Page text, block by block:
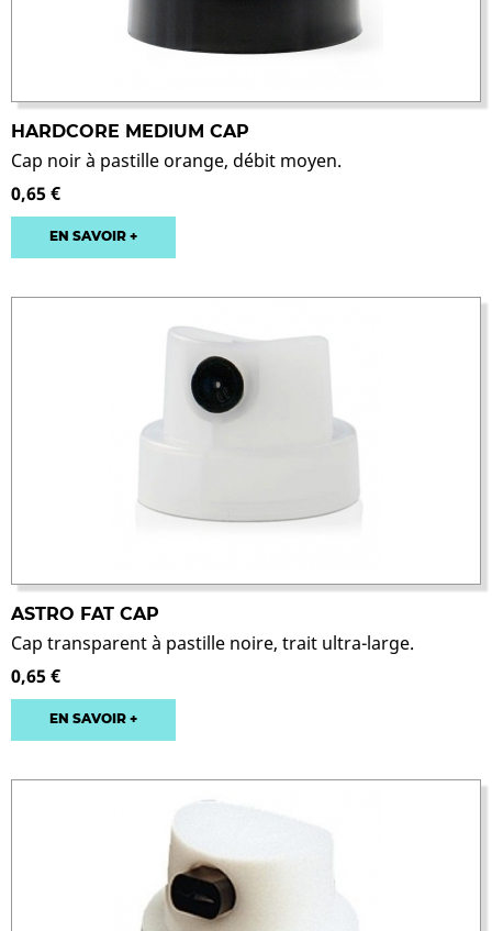
HARDCORE MEDIUM CAP
Cap noir à pastille orange, débit moyen.
0,65 €
EN SAVOIR +
ASTRO FAT CAP
Cap transparent à pastille noire, trait ultra-large.
0,65 €
EN SAVOIR +